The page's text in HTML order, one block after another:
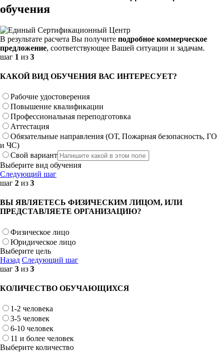
обучения
В результате расчета Вы получите подробное коммерческое
предложение, соответствующее Вашей ситуации и задачам.
шаг 1 из 3
КАКОЙ ВИД ОБУЧЕНИЯ ВАС ИНТЕРЕСУЕТ?
Рабочие удостоверения
Повышение квалификации
Профессиональная переподготовка
Аттестация
Обязательные направления (ОТ, Пожарная безопасность, ГО
и ЧС)
Свой вариант
Выберите вид обучения
Следующий шаг
шаг 2 из 3
ВЫ ЯВЛЯЕТЕСЬ ФИЗИЧЕСКИМ ЛИЦОМ, ИЛИ
ПРЕДСТАВЛЯЕТЕ ОРГАНИЗАЦИЮ?
Физическое лицо
Юридическое лицо
Выберите цель
Назад Следующий шаг
шаг 3 из 3
КОЛИЧЕСТВО ОБУЧАЮЩИХСЯ
1-2 человека
3-5 человек
6-10 человек
11 и более человек
Выберите количество